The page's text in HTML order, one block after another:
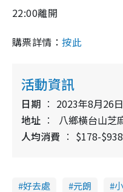
22:00離開
購票詳情：按此
活動資訊
日期
2023年8月26
地址
八鄉橫台山芝
人均消費
$178-$938
好去處 元朗